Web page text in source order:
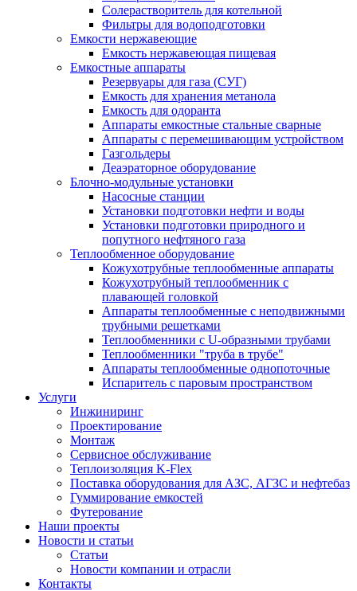
Солерастворитель для котельной
Фильтры для водоподготовки
Емкости нержавеющие
Емкость нержавеющая пищевая
Емкостные аппараты
Резервуары для газа (СУГ)
Емкость для хранения метанола
Емкость для одоранта
Аппараты емкостные стальные сварные
Аппараты с перемешивающим устройством
Газгольдеры
Деаэраторное оборудование
Блочно-модульные установки
Насосные станции
Установки подготовки нефти и воды
Установки подготовки природного и
попутного нефтяного газа
Теплообменное оборудование
Кожухотрубные теплообменные аппараты
Кожухотрубный теплообменник с
плавающей головкой
Аппараты теплообменные с неподвижными
трубными решетками
Теплообменники с U-образными трубами
Теплообменники "труба в трубе"
Аппараты теплообменные однопоточные
Испаритель с паровым пространством
Услуги
Инжиниринг
Проектирование
Монтаж
Сервисное обслуживание
Теплоизоляция K-Flex
Поставка оборудования для АЗС, АГЗС и нефтебаз
Гуммирование емкостей
Футерование
Наши проекты
Новости и статьи
Статьи
Новости компании и отрасли
Контакты